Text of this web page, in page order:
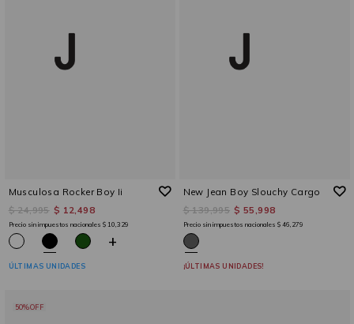
Musculosa Rocker Boy Ii
$ 24,995 $ 12,498
Precio sin impuestos nacionales $ 10,329
+
ÚLTIMAS UNIDADES
New Jean Boy Slouchy Cargo
$ 139,995 $ 55,998
Precio sin impuestos nacionales $ 46,279
¡ÚLTIMAS UNIDADES!
50%OFF